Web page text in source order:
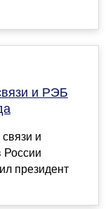
и РЭБ
и
России
президент